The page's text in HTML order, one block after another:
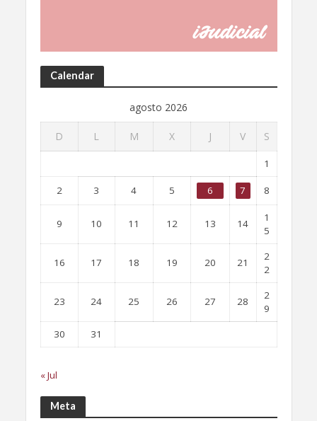
Calendar
agosto 2026
D L M X J V S
1
2 3 4 5 6 7 8
9 10 11 12 13 14
1
5
16 17 18 19 20 21
2
2
23 24 25 26 27 28
2
9
30
31
« Jul
Meta